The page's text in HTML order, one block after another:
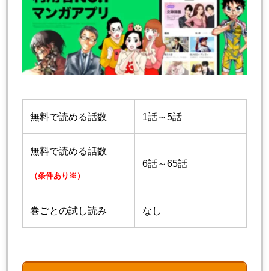
無料で読める話数 1話～5話
無料で読める話数
（条件あり※）
6話～65話
巻ごとの試し読み なし